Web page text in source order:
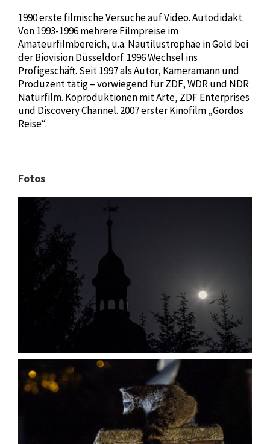
1990 erste filmische Versuche auf Video. Autodidakt.
Von 1993-1996 mehrere Filmpreise im
Amateurfilmbereich, u.a. Nautilustrophäe in Gold bei
der Biovision Düsseldorf. 1996 Wechsel ins
Profigeschäft. Seit 1997 als Autor, Kameramann und
Produzent tätig – vorwiegend für ZDF, WDR und NDR
Naturfilm. Koproduktionen mit Arte, ZDF Enterprises
und Discovery Channel. 2007 erster Kinofilm „Gordos
Reise“.
Fotos